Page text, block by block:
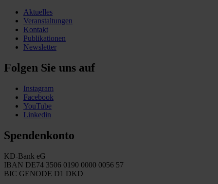
Aktuelles
Veranstaltungen
Kontakt
Publikationen
Newsletter
Folgen Sie uns auf
Instagram
Facebook
YouTube
Linkedin
Spendenkonto
KD-Bank eG
IBAN DE74 3506 0190 0000 0056 57
BIC GENODE D1 DKD